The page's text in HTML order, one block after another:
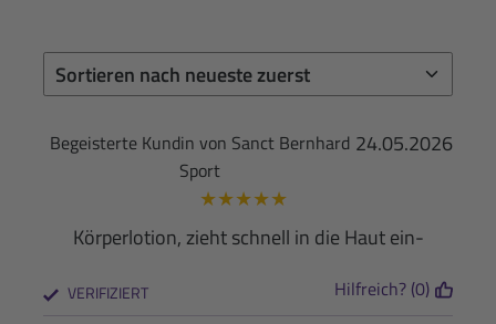
24.05.2026
Begeisterte Kundin von Sanct Bernhard
Sport
★★★★★
Körperlotion, zieht schnell in die Haut ein-
VERIFIZIERT Hilfreich? (0)